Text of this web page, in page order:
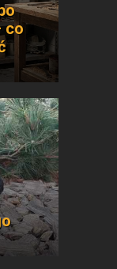
co